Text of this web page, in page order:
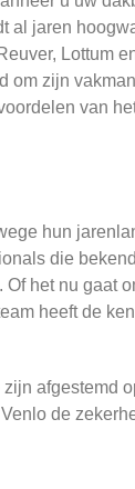
al jaren
Lottum
om zijn
van
hun
die
het nu gaat
heeft de
afgestemd
de